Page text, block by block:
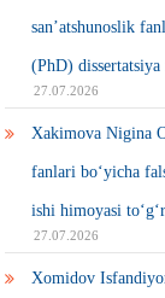
san’atshunoslik
(PhD)
27.07.2026
Xakimova Nigina
fanlari bo‘yicha
ishi himoyasi
27.07.2026
Xomidov